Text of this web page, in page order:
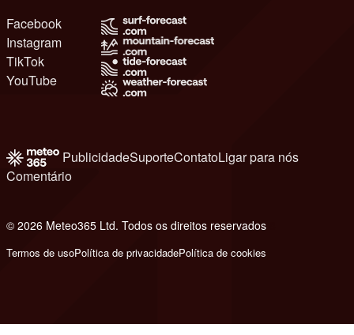
Facebook
Instagram
TikTok
YouTube
PublicidadeSuporteContatoLigar para nós
Comentário
© 2026 Meteo365 Ltd. Todos os direitos reservados
Termos de usoPolítica de privacidadePolítica de cookies